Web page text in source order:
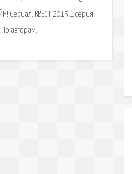
Сериал: КВЕСТ 2015 1 серия
авторам.